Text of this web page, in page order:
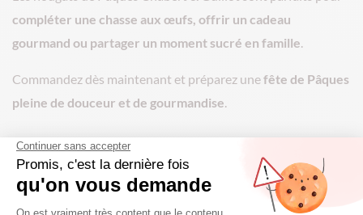
compléter une chasse aux œufs, offrir un cadeau
gourmand ou partager un moment sucré en famille.
Commandez dès maintenant et préparez unefête de Pâques
pleine de douceur et de gourmandise.